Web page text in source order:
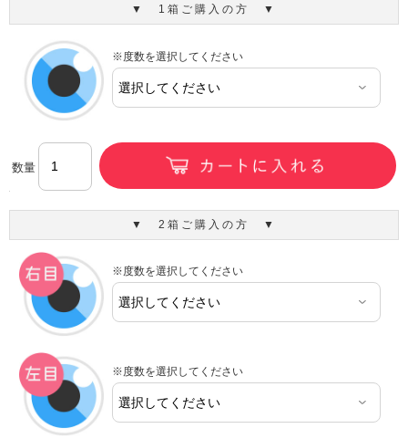
▼ 1箱ご購入の方 ▼
※度数を選択してください
数量
▼ 2箱ご購入の方 ▼
※度数を選択してください
※度数を選択してください